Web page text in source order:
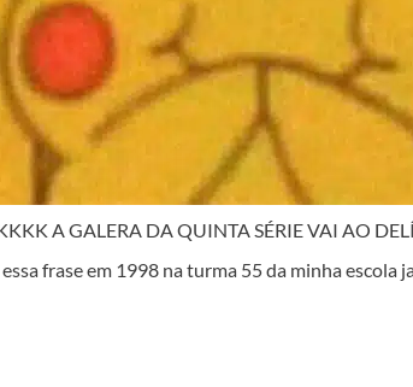
A GALERA DA QUINTA SÉRIE VAI AO
frase em 1998 na turma 55 da minha escola